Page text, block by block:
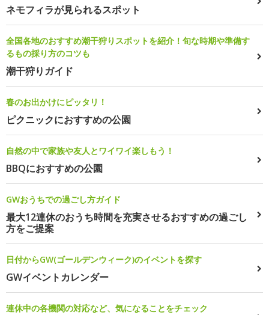
ネモフィラが見られるスポット
全国各地のおすすめ潮干狩りスポットを紹介！旬な時期や準備す
るもの採り方のコツも
潮干狩りガイド
春のお出かけにピッタリ！
ピクニックにおすすめの公園
自然の中で家族や友人とワイワイ楽しもう！
BBQにおすすめの公園
GWおうちでの過ごし方ガイド
最大12連休のおうち時間を充実させるおすすめの過ごし
方をご提案
日付からGW(ゴールデンウィーク)のイベントを探す
GWイベントカレンダー
連休中の各機関の対応など、気になることをチェック